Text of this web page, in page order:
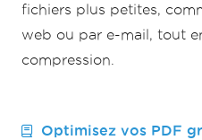
fichiers plus petites,
web ou par e-mail, tout
compression.
Optimisez vos PDF